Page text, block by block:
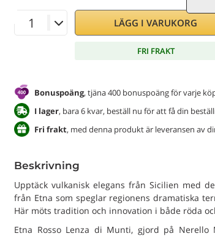
LÄGG I VARUKORG
FRI FRAKT
Bonuspoäng, tjäna 400 bonuspoäng för varje
I lager, bara 6 kvar, beställ nu för att få din
Fri frakt, med denna produkt är leveransen av
Beskrivning
Upptäck vulkanisk elegans från Sicilien med
från Etna som speglar regionens dramatiska
Här möts tradition och innovation i både röda
Etna Rosso Lenza di Munti, gjord på Nerello